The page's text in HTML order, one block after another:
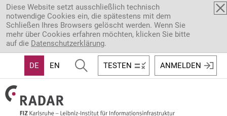
Direkt zum Inhalt
Diese Website setzt ausschließlich technisch
notwendige Cookies ein, die spätestens mit dem
Schließen Ihres Browsers gelöscht werden. Wenn Sie
mehr über Cookies erfahren möchten, klicken Sie bitte
auf die Datenschutzerklärung.
DE EN TESTEN ANMELDEN